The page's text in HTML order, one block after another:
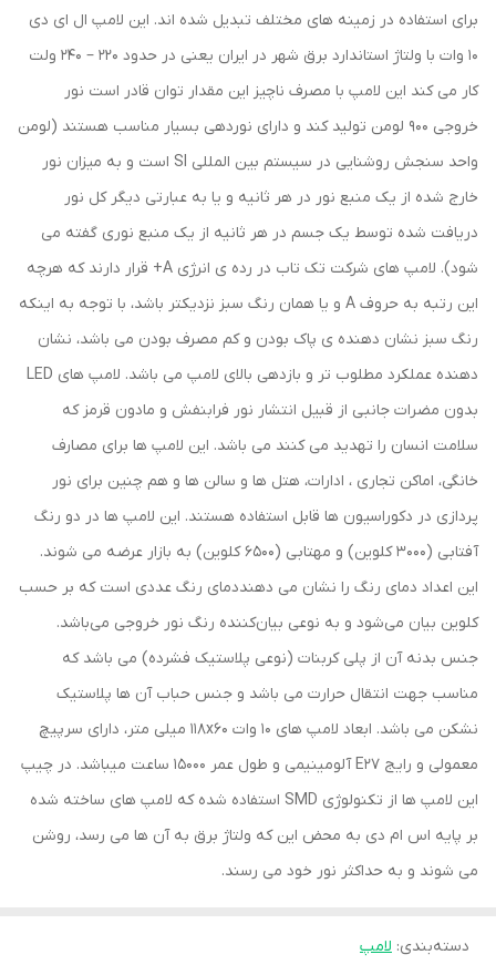
برای استفاده در زمینه های مختلف تبدیل شده اند. این لامپ ال ای دی
10 وات با ولتاژ استاندارد برق شهر در ایران یعنی در حدود 220 – 240 ولت
کار می کند این لامپ با مصرف ناچیز این مقدار توان قادر است نور
خروجی 900 لومن تولید کند و دارای نوردهی بسیار مناسب هستند (لومن
واحد سنجش روشنایی در سیستم بین المللی SI است و به میزان نور
خارج شده از یک منبع نور در هر ثانیه و یا به عبارتی دیگر کل نور
دریافت شده توسط یک جسم در هر ثانیه از یک منبع نوری گفته می
شود). لامپ های شرکت تک تاب در رده ی انرژی A+ قرار دارند که هرچه
این رتبه به حروف A و یا همان رنگ سبز نزدیکتر باشد، با توجه به اینکه
رنگ سبز نشان دهنده ی پاک بودن و کم مصرف بودن می باشد، نشان
دهنده عملکرد مطلوب تر و بازدهی بالای لامپ می باشد. لامپ های LED
بدون مضرات جانبی از قبیل انتشار نور فرابنفش و مادون قرمز که
سلامت انسان را تهدید می کنند می باشد. این لامپ ها برای مصارف
خانگی، اماکن تجاری ، ادارات، هتل ها و سالن ها و هم چنین برای نور
پردازی در دکوراسیون ها قابل استفاده هستند. این لامپ ها در دو رنگ
آفتابی (3000 کلوین) و مهتابی (6500 کلوین) به بازار عرضه می شوند.
این اعداد دمای رنگ را نشان می دهنددمای رنگ عددی است كه بر حسب
كلوین بیان می‌شود و به نوعی بیان‌كننده رنگ نور خروجی می‌باشد.
جنس بدنه آن از پلی کربنات (نوعی پلاستیک فشرده) می باشد که
مناسب جهت انتقال حرارت می باشد و جنس حباب آن ها پلاستیک
نشکن می باشد. ابعاد لامپ های 10 وات 118x60 میلی متر، دارای سرپیچ
معمولی و رایج E27 آلومینیمی و طول عمر 15000 ساعت میباشد. در چیپ
این لامپ ها از تکنولوژی SMD استفاده شده که لامپ های ساخته شده
بر پایه اس ام دی به محض این که ولتاژ برق به آن ها می رسد، روشن
می شوند و به حداکثر نور خود می رسند.
دسته‌بندی: لامپ